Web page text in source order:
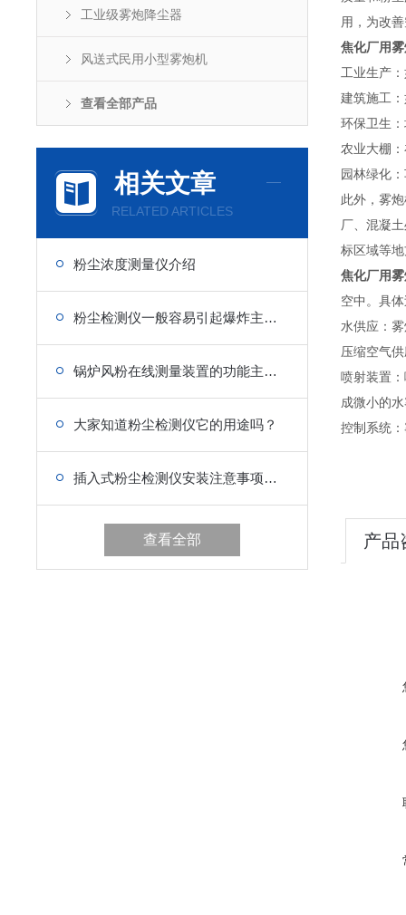
工业级雾炮降尘器
风送式民用小型雾炮机
查看全部产品
相关文章
RELATED ARTICLES
粉尘浓度测量仪介绍
粉尘检测仪一般容易引起爆炸主要有哪3个方面的原因
锅炉风粉在线测量装置的功能主要包括以下几个方面
大家知道粉尘检测仪它的用途吗？
插入式粉尘检测仪安装注意事项分享
查看全部
用，为改
焦化厂用
工业生产
建筑施工
环保卫生
农业大棚
园林绿化
此外，雾
厂、混凝
标区域等
焦化厂用
空中。具
水供应：
压缩空气
喷射装置
成微小的
控制系统
产品